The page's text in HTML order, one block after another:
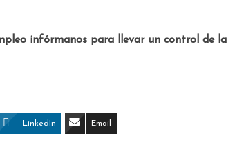
infórmanos para llevar un control de la
LinkedIn Email